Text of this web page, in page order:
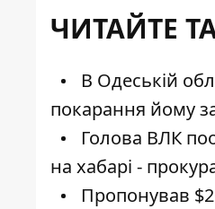
ЧИТАЙТЕ
В Одеській
покарання йому
Голова ВЛК
на хабарі -
Пропонував